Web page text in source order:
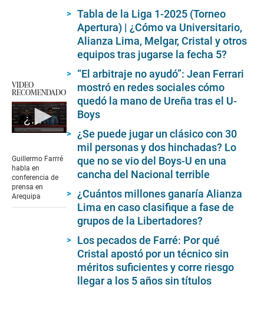
VIDEO
RECOMENDADO
¿Farré dio su última conferencia como DT de Sporting Cristal? (Video: L1 MAX)
of
5
minutes,
58
seconds
Guillermo Farrré
habla en
conferencia de
prensa en
Arequipa
Tabla de la Liga 1-2025 (Torneo
Apertura) | ¿Cómo va Universitario,
Alianza Lima, Melgar, Cristal y otros
equipos tras jugarse la fecha 5?
“El arbitraje no ayudó”: Jean Ferrari
mostró en redes sociales cómo
quedó la mano de Ureña tras el U-
Boys
¿Se puede jugar un clásico con 30
mil personas y dos hinchadas? Lo
que no se vio del Boys-U en una
cancha del Nacional terrible
¿Cuántos millones ganaría Alianza
Lima en caso clasifique a fase de
grupos de la Libertadores?
Los pecados de Farré: Por qué
Cristal apostó por un técnico sin
méritos suficientes y corre riesgo
llegar a los 5 años sin títulos